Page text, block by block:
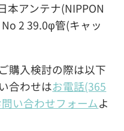
本アンテナ(NIPPON
2 39.0φ管(キャッ
購入検討の際は以下
合わせはお電話(365
問い合わせフォームよ